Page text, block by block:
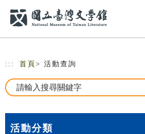
::: 首頁 > 活動查詢
活動分類